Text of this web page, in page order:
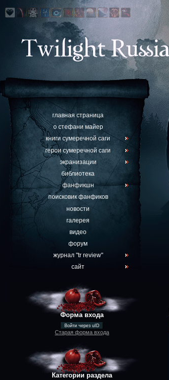
главная страница
о стефани майер
книги сумеречной саги
герои сумеречной саги
экранизации
библиотека
фанфикшн
поисковик фанфиков
новости
галерея
видео
форум
журнал "tr review"
сайт
Форма входа
Войти через uID
Старая форма входа
Категории раздела